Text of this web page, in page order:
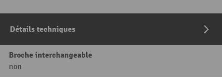
Détails techniques
Broche interchangeable
non